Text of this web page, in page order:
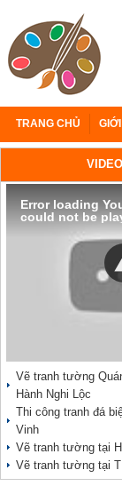
TRANG CHỦ
Error loading
could not be
Vẽ tranh tường
Hành Nghi Lộc
Thi công tranh đá
Vinh
Vẽ tranh tường tại
Vẽ tranh tường tại